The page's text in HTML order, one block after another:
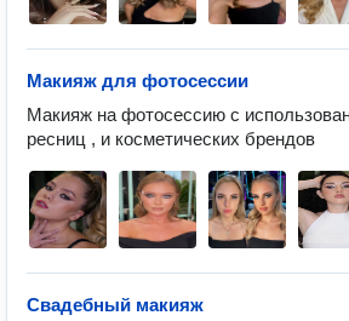
Макияж для фотосессии
Макияж на фотосессию с
ресниц , и косметических брендов
Свадебный макияж